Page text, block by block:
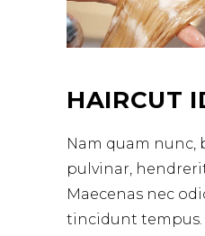
HAIRCUT
Nam quam nunc,
pulvinar,
Maecenas nec
tincidunt tempus.